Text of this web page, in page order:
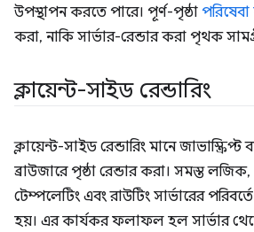
উপস্থাপন করতে পারে। পূর্ণ-পৃষ্ঠা পরিষেবা
করা, নাকি সার্ভার-রেন্ডার করা পৃথক
ক্লায়েন্ট-সাইড রেন্ডারিং
ক্লায়েন্ট-সাইড রেন্ডারিং মানে
ব্রাউজারে পৃষ্ঠা রেন্ডার করা। সমস্ত লজিক,
টেম্পলেটিং এবং রাউটিং সার্ভারের
হয়। এর কার্যকর ফলাফল হল সার্ভার